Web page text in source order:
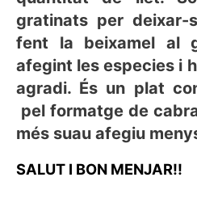
gratinats per
fent la beixamel al
afegint les especies i
agradi. És un plat
pel formatge de
més suau afegiu
SALUT I BON MENJAR!!